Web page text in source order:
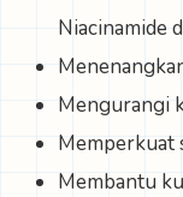
Niacinamide
Mengurangi
Memperkuat
Membantu